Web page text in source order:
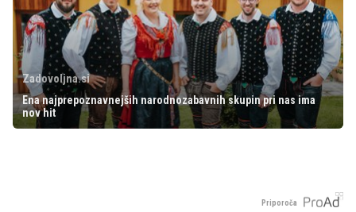
Zadovoljna.si
Ena najprepoznavnejših narodnozabavnih skupin pri nas ima
nov hit
Priporoča